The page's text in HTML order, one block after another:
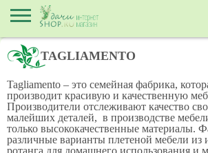
TAGLIAMENTO
Tagliamento – это семейная фабрика,
производит красивую и качественную
Производители отслеживают качество
малейших деталей, в производстве
только высококачественные материалы.
различные варианты плетеной мебели из
ротанга для домашнего использования и